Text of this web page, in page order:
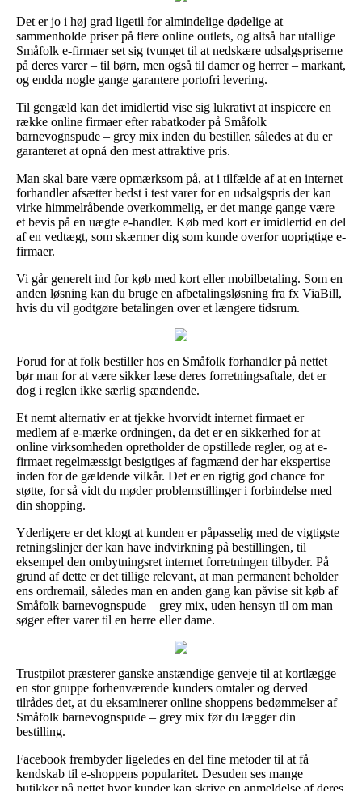
Det er jo i høj grad ligetil for almindelige dødelige at
sammenholde priser på flere online outlets, og altså har utallige
Småfolk e-firmaer set sig tvunget til at nedskære udsalgspriserne
på deres varer – til børn, men også til damer og herrer – markant,
og endda nogle gange garantere portofri levering.
Til gengæld kan det imidlertid vise sig lukrativt at inspicere en
række online firmaer efter rabatkoder på Småfolk
barnevognspude – grey mix inden du bestiller, således at du er
garanteret at opnå den mest attraktive pris.
Man skal bare være opmærksom på, at i tilfælde af at en internet
forhandler afsætter bedst i test varer for en udsalgspris der kan
virke himmelråbende overkommelig, er det mange gange være
et bevis på en uægte e-handler. Køb med kort er imidlertid en del
af en vedtægt, som skærmer dig som kunde overfor uoprigtige e-
firmaer.
Vi går generelt ind for køb med kort eller mobilbetaling. Som en
anden løsning kan du bruge en afbetalingsløsning fra fx ViaBill,
hvis du vil godtgøre betalingen over et længere tidsrum.
Forud for at folk bestiller hos en Småfolk forhandler på nettet
bør man for at være sikker læse deres forretningsaftale, det er
dog i reglen ikke særlig spændende.
Et nemt alternativ er at tjekke hvorvidt internet firmaet er
medlem af e-mærke ordningen, da det er en sikkerhed for at
online virksomheden opretholder de opstillede regler, og at e-
firmaet regelmæssigt besigtiges af fagmænd der har ekspertise
inden for de gældende vilkår. Det er en rigtig god chance for
støtte, for så vidt du møder problemstillinger i forbindelse med
din shopping.
Yderligere er det klogt at kunden er påpasselig med de vigtigste
retningslinjer der kan have indvirkning på bestillingen, til
eksempel den ombytningsret internet forretningen tilbyder. På
grund af dette er det tillige relevant, at man permanent beholder
ens ordremail, således man en anden gang kan påvise sit køb af
Småfolk barnevognspude – grey mix, uden hensyn til om man
søger efter varer til en herre eller dame.
Trustpilot præsterer ganske anstændige genveje til at kortlægge
en stor gruppe forhenværende kunders omtaler og derved
tilrådes det, at du eksaminerer online shoppens bedømmelser af
Småfolk barnevognspude – grey mix før du lægger din
bestilling.
Facebook frembyder ligeledes en del fine metoder til at få
kendskab til e-shoppens popularitet. Desuden ses mange
butikker på nettet hvor kunder kan skrive en anmeldelse af deres